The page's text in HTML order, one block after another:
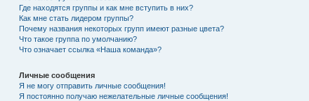
Где находятся группы и как мне вступить в них?
Как мне стать лидером группы?
Почему названия некоторых групп имеют разные цвета?
Что такое группа по умолчанию?
Что означает ссылка «Наша команда»?
Личные сообщения
Я не могу отправить личные сообщения!
Я постоянно получаю нежелательные личные сообщения!